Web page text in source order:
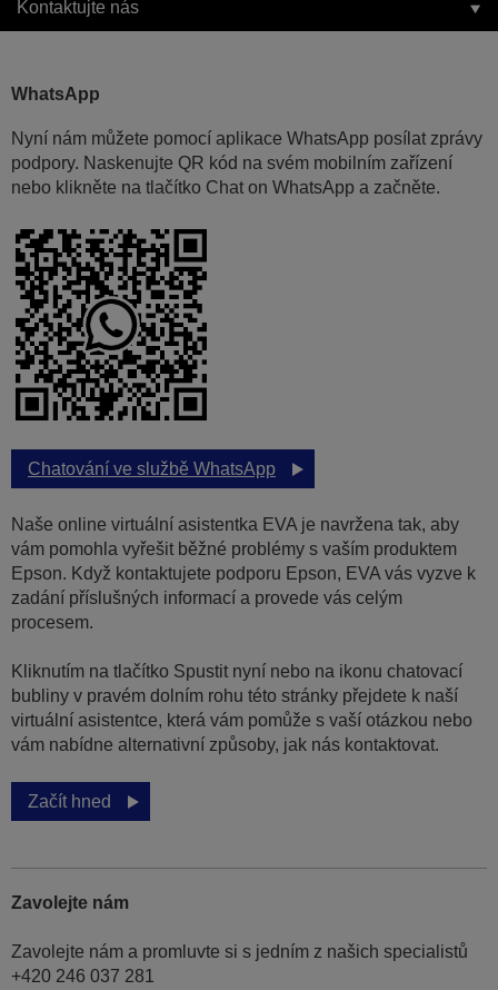
Kontaktujte nás
WhatsApp
Nyní nám můžete pomocí aplikace WhatsApp posílat zprávy
podpory. Naskenujte QR kód na svém mobilním zařízení
nebo klikněte na tlačítko Chat on WhatsApp a začněte.
Chatování ve službě WhatsApp
Naše online virtuální asistentka EVA je navržena tak, aby
vám pomohla vyřešit běžné problémy s vaším produktem
Epson. Když kontaktujete podporu Epson, EVA vás vyzve k
zadání příslušných informací a provede vás celým
procesem.
Kliknutím na tlačítko Spustit nyní nebo na ikonu chatovací
bubliny v pravém dolním rohu této stránky přejdete k naší
virtuální asistentce, která vám pomůže s vaší otázkou nebo
vám nabídne alternativní způsoby, jak nás kontaktovat.
Začít hned
Zavolejte nám
Zavolejte nám a promluvte si s jedním z našich specialistů
+420 246 037 281